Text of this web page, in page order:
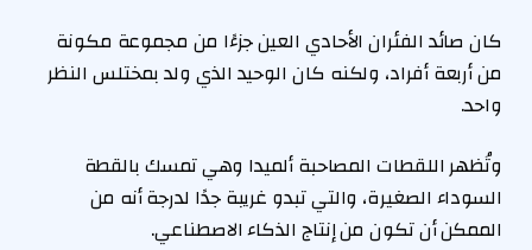
كان صائد الفئران الأحادي العين جزءًا من مجموعة مكونة
من أربعة أفراد، ولكنه كان الوحيد الذي ولد بمختلس النظر
واحد.
وتُظهر اللقطات المصاحبة ألميدا وهي تمسك بالقطة
السوداء الصغيرة، والتي تبدو غريبة جدًا لدرجة أنه من
الممكن أن تكون من إنتاج الذكاء الاصطناعي.